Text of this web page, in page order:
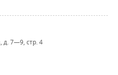
д. 7—9, стр. 4